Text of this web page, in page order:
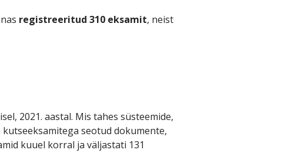
registreeritud 310 eksamit, neist
2021. aastal. Mis tahes süsteemide,
seotud dokumente,
kuuel korral ja väljastati 131